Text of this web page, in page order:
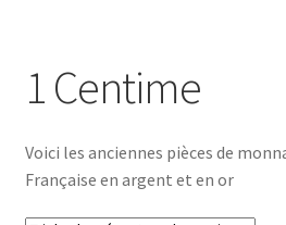
1 Centime
Voici les anciennes pièces de
Française en argent et en or